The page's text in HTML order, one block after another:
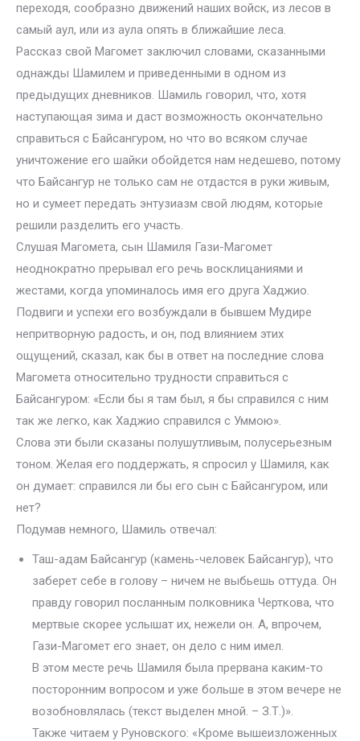
переходя, сообразно движений наших войск, из лесов в
самый аул, или из аула опять в ближайшие леса.
Рассказ свой Магомет заключил словами, сказанными
однажды Шамилем и приведенными в одном из
предыдущих дневников. Шамиль говорил, что, хотя
наступающая зима и даст возможность окончательно
справиться с Байсангуром, но что во всяком случае
уничтожение его шайки обойдется нам недешево, потому
что Байсангур не только сам не отдастся в руки живым,
но и сумеет передать энтузиазм свой людям, которые
решили разделить его участь.
Слушая Магомета, сын Шамиля Гази-Магомет
неоднократно прерывал его речь восклицаниями и
жестами, когда упоминалось имя его друга Хаджио.
Подвиги и успехи его возбуждали в бывшем Мудире
непритворную радость, и он, под влиянием этих
ощущений, сказал, как бы в ответ на последние слова
Магомета относительно трудности справиться с
Байсангуром: «Если бы я там был, я бы справился с ним
так же легко, как Хаджио справился с Уммою».
Слова эти были сказаны полушутливым, полусерьезным
тоном. Желая его поддержать, я спросил у Шамиля, как
он думает: справился ли бы его сын с Байсангуром, или
нет?
Подумав немного, Шамиль отвечал:
Таш-адам Байсангур (камень-человек Байсангур), что
заберет себе в голову – ничем не выбьешь оттуда. Он
правду говорил посланным полковника Черткова, что
мертвые скорее услышат их, нежели он. А, впрочем,
Гази-Магомет его знает, он дело с ним имел.
В этом месте речь Шамиля была прервана каким-то
посторонним вопросом и уже больше в этом вечере не
возобновлялась (текст выделен мной. – З.Т.)».
Также читаем у Руновского: «Кроме вышеизложенных